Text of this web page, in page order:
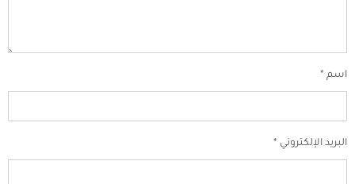
اسم *
البريد الإلكتروني *